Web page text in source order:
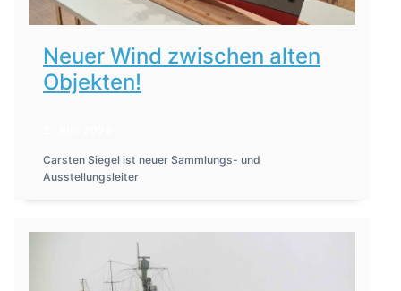
Neuer Wind zwischen alten
Objekten!
Carsten Siegel ist neuer Sammlungs- und
Ausstellungsleiter